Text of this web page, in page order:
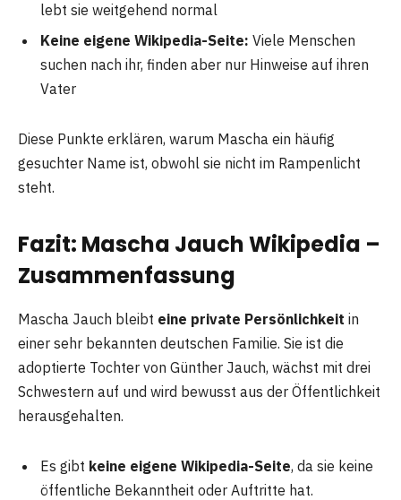
lebt sie weitgehend normal
Keine eigene Wikipedia-Seite: Viele Menschen
suchen nach ihr, finden aber nur Hinweise auf ihren
Vater
Diese Punkte erklären, warum Mascha ein häufig
gesuchter Name ist, obwohl sie nicht im Rampenlicht
steht.
Fazit: Mascha Jauch Wikipedia –
Zusammenfassung
Mascha Jauch bleibt eine private Persönlichkeit in
einer sehr bekannten deutschen Familie. Sie ist die
adoptierte Tochter von Günther Jauch, wächst mit drei
Schwestern auf und wird bewusst aus der Öffentlichkeit
herausgehalten.
Es gibt keine eigene Wikipedia-Seite, da sie keine
öffentliche Bekanntheit oder Auftritte hat.